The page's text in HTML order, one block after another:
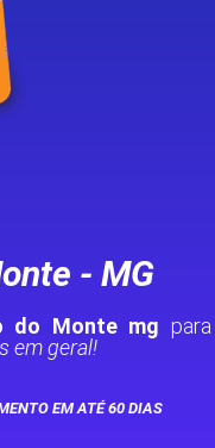
- MG
do Monte mg para
em geral!
EM ATÉ 60 DIAS